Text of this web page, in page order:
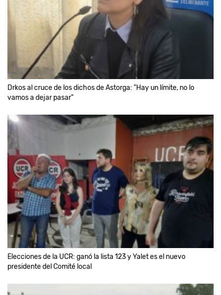
Drkos al cruce de los dichos de Astorga: "Hay un límite, no lo
vamos a dejar pasar"
Elecciones de la UCR: ganó la lista 123 y Yalet es el nuevo
presidente del Comité local